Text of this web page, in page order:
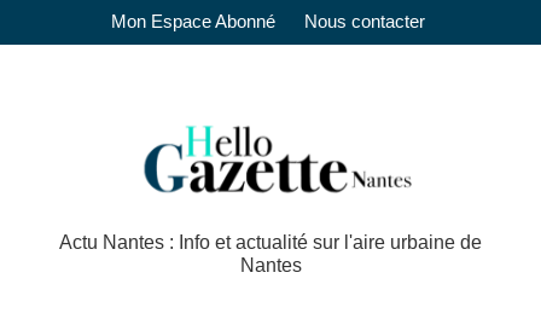
Mon Espace Abonné Nous contacter
Actu Nantes : Info et actualité sur l'aire urbaine de
Nantes